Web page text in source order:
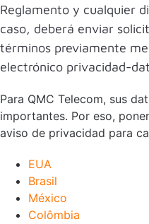
Reglamento y cualquier
caso, deberá enviar
términos previamente
electrónico privacidad-
Para QMC Telecom, sus
importantes. Por eso,
aviso de privacidad para
EUA
Brasil
México
Colômbia